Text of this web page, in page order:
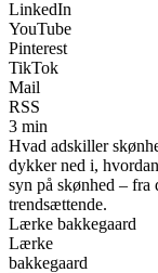
LinkedIn
YouTube
Pinterest
TikTok
Mail
RSS
3 min
Hvad adskiller
dykker ned i,
syn på skønhed –
trendsættende.
Lærke bakkegaard
Lærke
bakkegaard